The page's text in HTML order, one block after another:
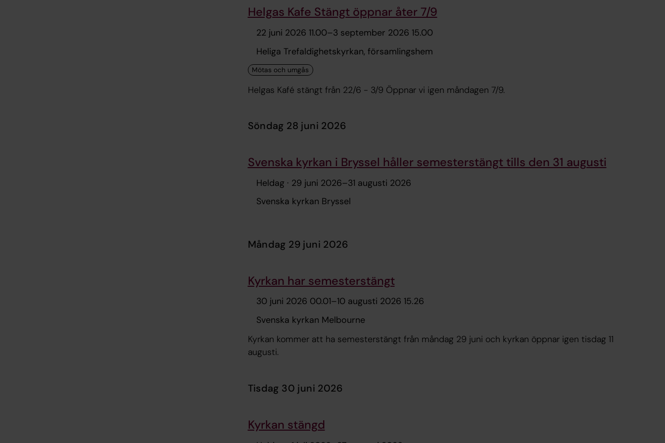
Helgas Kafe Stängt öppnar åter 7/9
22 juni 2026 11.00–3 september 2026 15.00
Heliga Trefaldighetskyrkan, församlingshem
Helgas Kafé stängt från 22/6 - 3/9 Öppnar vi igen måndagen 7/9.
söndag 28 juni 2026
Svenska kyrkan i Bryssel håller semesterstängt tills den 31 augusti
Heldag · 29 juni 2026–31 augusti 2026
Svenska kyrkan Bryssel
måndag 29 juni 2026
Kyrkan har semesterstängt
30 juni 2026 00.01–10 augusti 2026 15.26
Svenska kyrkan Melbourne
Kyrkan kommer att ha semesterstängt från måndag 29 juni och kyrkan öppnar igen tisdag 11
augusti.
tisdag 30 juni 2026
Kyrkan stängd